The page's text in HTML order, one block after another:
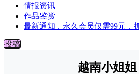
情报资讯
作品鉴赏
最新通知，永久会员仅需99元，
投稿
越南小姐姐